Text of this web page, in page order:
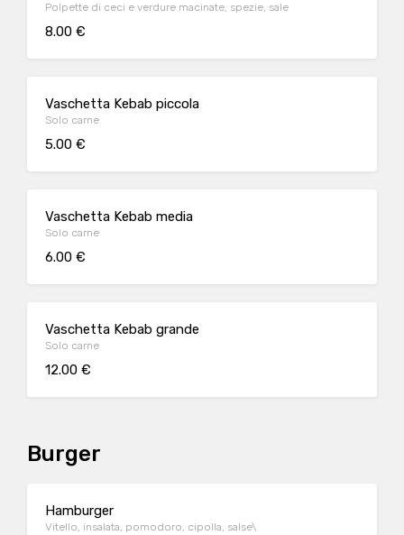
Polpette di ceci e verdure macinate, spezie, sale
8.00 €
Vaschetta Kebab piccola
Solo carne
5.00 €
Vaschetta Kebab media
Solo carne
6.00 €
Vaschetta Kebab grande
Solo carne
12.00 €
Burger
Hamburger
Vitello, insalata, pomodoro, cipolla, salse\